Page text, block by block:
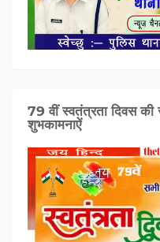
79 वीं स्वतंत्रता दिवस की
शुभकामनाऐं